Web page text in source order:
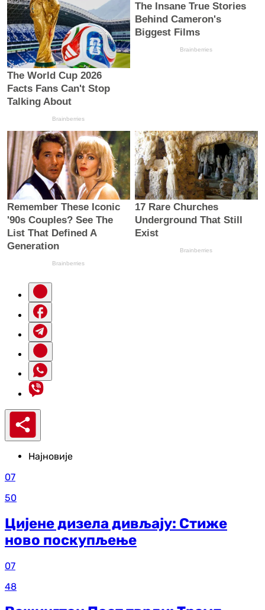
Најновије
07
50
Цијене дизела дивљају: Стиже
ново поскупљење
07
48